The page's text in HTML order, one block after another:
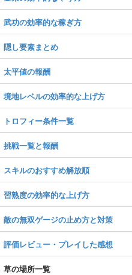
武功の効率的な稼ぎ方
隠し要素まとめ
太平値の報酬
境地レベルの効率的な上げ方
トロフィー条件一覧
挑戦一覧と報酬
スキルのおすすめ解放順
習熟度の効率的な上げ方
敵の無双ゲージの止め方と対策
評価レビュー・プレイした感想
草の場所一覧